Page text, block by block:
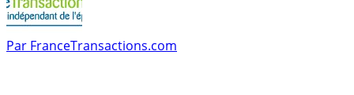
Par FranceTransactions.com